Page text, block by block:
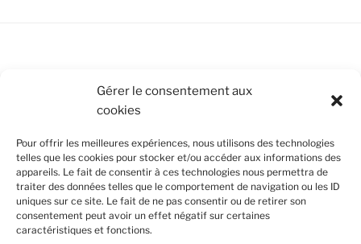
Gérer le consentement aux
cookies
Pour offrir les meilleures expériences, nous utilisons des technologies
telles que les cookies pour stocker et/ou accéder aux informations des
appareils. Le fait de consentir à ces technologies nous permettra de
traiter des données telles que le comportement de navigation ou les ID
uniques sur ce site. Le fait de ne pas consentir ou de retirer son
consentement peut avoir un effet négatif sur certaines
caractéristiques et fonctions.
Conditions Générales de Vente
Mentions légales
Politique de cookies (UE)
SUIVEZ-NOUS
FacebookInstagram